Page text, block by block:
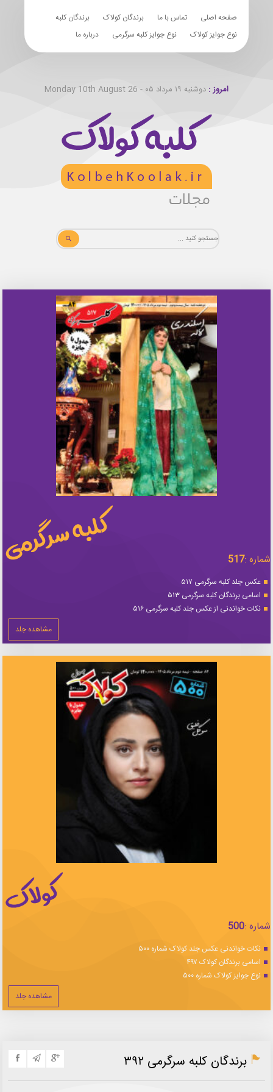
صفحه اصلی تماس با ما برندگان کولاک
برندگان کلبه
نوع جوایز کولاک
نوع جوایز کلبه سرگرمی درباره ما
امروز : دوشنبه ۱۹ مرداد ۰۵ - Monday 10th August 26
شماره :517
عکس جلد کلبه سرگرمی ۵۱۷
اسامی برندگان کلبه سرگرمی ۵۱۳
نکات خواندنی از عکس جلد کلبه سرگرمی ۵۱۶
مشاهده جلد
شماره :500
نکات خواندنی عکس جلد کولاک شماره ۵۰۰
اسامی برندگان کولاک ۴۹۷
نوع جوایز کولاک شماره ۵۰۰
مشاهده جلد
برندگان کلبه سرگرمی ۳۹۲